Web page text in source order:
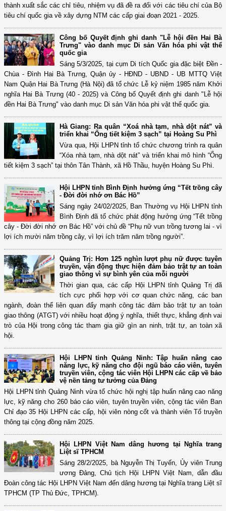
thành xuất sắc các chỉ tiêu, nhiệm vụ đã đề ra đối với các tiêu chí của Bộ
tiêu chí quốc gia về xây dựng NTM các cấp giai đoạn 2021 - 2025.
Công bố Quyết định ghi danh "Lễ hội đền Hai Bà
Trưng" vào danh mục Di sản Văn hóa phi vật thể
quốc gia
Sáng 5/3/2025, tại cụm Di tích Quốc gia đặc biệt Đền -
Chùa - Đình Hai Bà Trưng, Quận ủy - HĐND - UBND - UB MTTQ Việt
Nam Quận Hai Bà Trưng (Hà Nội) đã tổ chức Lễ kỷ niệm 1985 năm Khởi
nghĩa Hai Bà Trưng (40 - 2025) và Công bố Quyết định ghi danh "Lễ hội
đền Hai Bà Trưng" vào danh mục Di sản Văn hóa phi vật thể quốc gia.
Hà Giang: Ra quân “Xoá nhà tạm, nhà dột nát” và
triển khai “Ống tiết kiệm 3 sạch” tại Hoàng Su Phì
Vừa qua, Hội LHPN tỉnh tổ chức chương trình ra quân
“Xóa nhà tạm, nhà dột nát” và triển khai mô hình “Ống
tiết kiệm 3 sạch” tại thôn Tân Thành, xã Hồ Thầu, huyện Hoàng Su Phì.
Hội LHPN tỉnh Bình Định hưởng ứng “Tết trồng cây
- Đời đời nhớ ơn Bác Hồ”
Sáng ngày 24/02/2025, Ban Thường vụ Hội LHPN tỉnh
Bình Định đã tổ chức phát động hưởng ứng “Tết trồng
cây - Đời đời nhớ ơn Bác Hồ” với chủ đề “Phụ nữ vun trồng tương lai - vì
lợi ích mười năm trồng cây, vì lợi ích trăm năm trồng người”.
Quảng Trị: Hơn 125 nghìn lượt phụ nữ được tuyên
truyền, vận động thực hiện đảm bảo trật tự an toàn
giao thông vì sự bình yên của mỗi người
Thời gian qua, các cấp Hội LHPN tỉnh Quảng Trị đã
tích cực phối hợp với cơ quan chức năng, các ban
ngành, đoàn thể liên quan đẩy mạnh công tác đảm bảo trật tự an toàn
giao thông (ATGT) với nhiều hoạt động ý nghĩa, thiết thực, khẳng định vai
trò của Hội trong công tác tham gia giữ gìn an ninh, trật tự, an toàn xã
hội.
Hội LHPN tỉnh Quảng Ninh: Tập huấn nâng cao
năng lực, kỹ năng cho đội ngũ báo cáo viên, tuyên
truyền viên, cộng tác viên Hội LHPN các cấp về bảo
vệ nền tảng tư tưởng của Đảng
Hội LHPN tỉnh Quảng Ninh vừa tổ chức hội nghị tập huấn nâng cao năng
lực, kỹ năng cho 260 báo cáo viên, tuyên truyền viên, cộng tác viên Ban
Chỉ đạo 35 Hội LHPN các cấp, hội viên nòng cốt và thành viên Tổ truyền
thông tại cộng đồng năm 2025.
Hội LHPN Việt Nam dâng hương tại Nghĩa trang
Liệt sĩ TPHCM
Sáng 28/2/2025, bà Nguyễn Thị Tuyến, Ủy viên Trung
ương Đảng, Chủ tịch Hội LHPN Việt Nam, dẫn đầu
Đoàn công tác Hội LHPN Việt Nam đến dâng hương tại Nghĩa trang Liệt sĩ
TPHCM (TP Thủ Đức, TPHCM).